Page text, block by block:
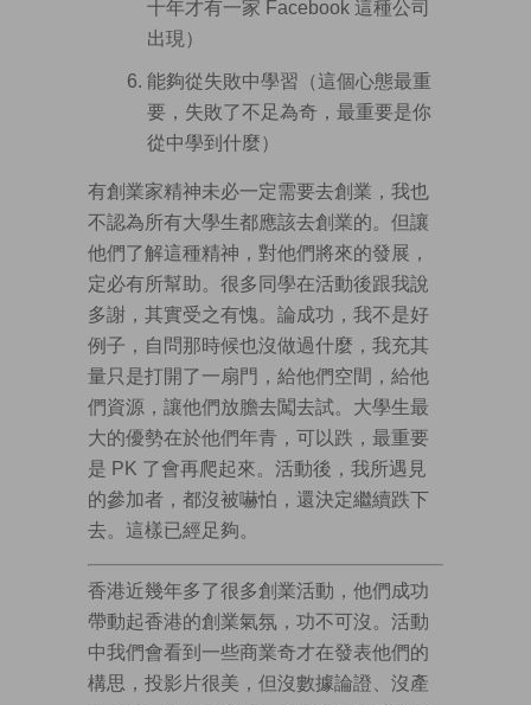
十年才有一家 Facebook 這種公司
出現）
能夠從失敗中學習（這個心態最重
要，失敗了不足為奇，最重要是你
從中學到什麼）
有創業家精神未必一定需要去創業，我也
不認為所有大學生都應該去創業的。但讓
他們了解這種精神，對他們將來的發展，
定必有所幫助。很多同學在活動後跟我說
多謝，其實受之有愧。論成功，我不是好
例子，自問那時候也沒做過什麼，我充其
量只是打開了一扇門，給他們空間，給他
們資源，讓他們放膽去闖去試。大學生最
大的優勢在於他們年青，可以跌，最重要
是 PK 了會再爬起來。活動後，我所遇見
的參加者，都沒被嚇怕，還決定繼續跌下
去。這樣已經足夠。
香港近幾年多了很多創業活動，他們成功
帶動起香港的創業氣氛，功不可沒。活動
中我們會看到一些商業奇才在發表他們的
構思，投影片很美，但沒數據論證、沒產